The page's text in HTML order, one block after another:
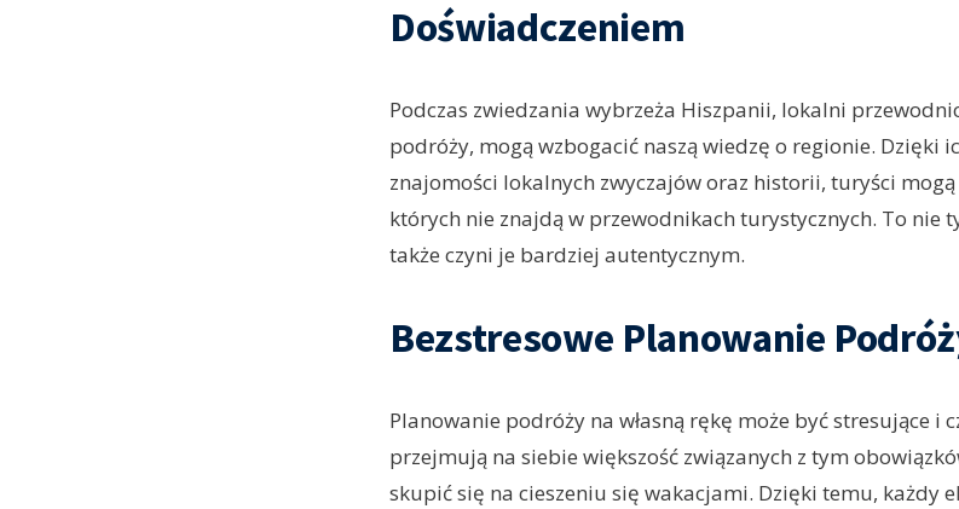
Doświadczeniem
Podczas zwiedzania wybrzeża Hiszpanii, lokalni
podróży, mogą wzbogacić naszą wiedzę o regionie. Dzięki
znajomości lokalnych zwyczajów oraz historii, turyści
których nie znajdą w przewodnikach turystycznych. To nie
także czyni je bardziej autentycznym.
Bezstresowe Planowanie
Planowanie podróży na własną rękę może być stresujące i
przejmują na siebie większość związanych z tym
skupić się na cieszeniu się wakacjami. Dzięki temu, każdy